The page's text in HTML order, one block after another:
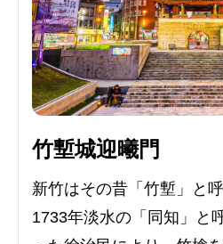
竹塹城迎曦門
新竹はその昔「竹塹」と
1733年淡水の「同知」と